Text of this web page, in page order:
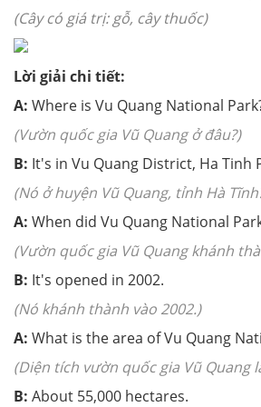
(Cây có giá trị: gỗ, cây thuốc)
Lời giải chi tiết:
A: Where is Vu Quang National
(Vườn quốc gia Vũ Quang ở đâu?)
B: It's in Vu Quang District, Ha Tinh
(Nó ở huyện Vũ Quang, tỉnh Hà
A: When did Vu Quang National
(Vườn quốc gia Vũ Quang khánh
B: It's opened in 2002.
(Nó khánh thành vào 2002.)
A: What is the area of Vu Quang
(Diện tích vườn quốc gia Vũ Quang
B: About 55,000 hectares.